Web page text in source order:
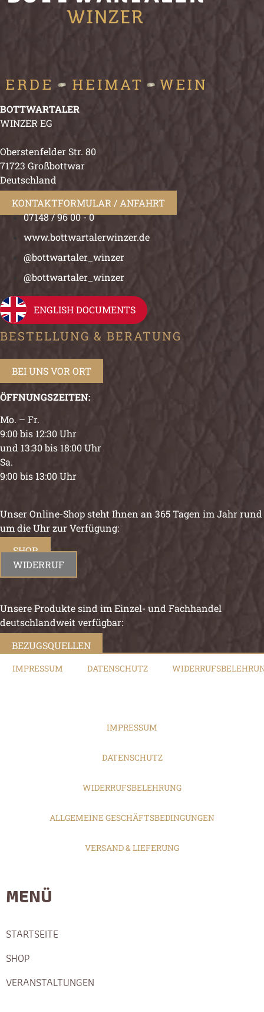
BOTTWARTALER
WINZER EG
Oberstenfelder Str. 80
71723 Großbottwar
Deutschland
KONTAKTFORMULAR / ANFAHRT
07148 / 96 00 - 0
www.bottwartalerwinzer.de
@bottwartaler_winzer
@bottwartaler_winzer
ENGLISH DOCUMENTS
BESTELLUNG & BERATUNG
BEI UNS VOR ORT
ÖFFNUNGSZEITEN:
Mo. – Fr.
9:00 bis 12:30 Uhr
und 13:30 bis 18:00 Uhr
Sa.
9:00 bis 13:00 Uhr
Unser Online-Shop steht Ihnen an 365 Tagen im Jahr rund
um die Uhr zur Verfügung:
SHOP
WIDERRUF
Unsere Produkte sind im Einzel- und Fachhandel
deutschlandweit verfügbar:
BEZUGSQUELLEN
IMPRESSUM DATENSCHUTZ
IMPRESSUM
DATENSCHUTZ
WIDERRUFSBELEHRUNG
ALLGEMEINE GESCHÄFTSBEDINGUNGEN
VERSAND & LIEFERUNG
MENÜ
STARTSEITE
SHOP
VERANSTALTUNGEN